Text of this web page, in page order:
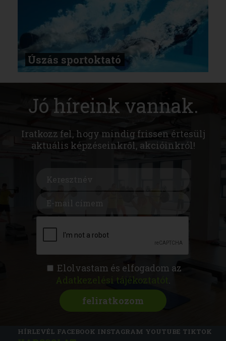
Úszás sportoktató
Jó híreink vannak.
Iratkozz fel, hogy mindig frissen értesülj
aktuális képzéseinkről, akcióinkról!
Elolvastam és elfogadom az
Adatkezelési tájékoztatót .
FITNESS AKADÉMIA
RÓLUNK MAGAZIN
CSATLAKOZZ
HÍRLEVÉL FACEBOOK INSTAGRAM YOUTUBE TIKTOK